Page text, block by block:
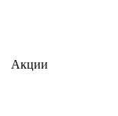
Акции